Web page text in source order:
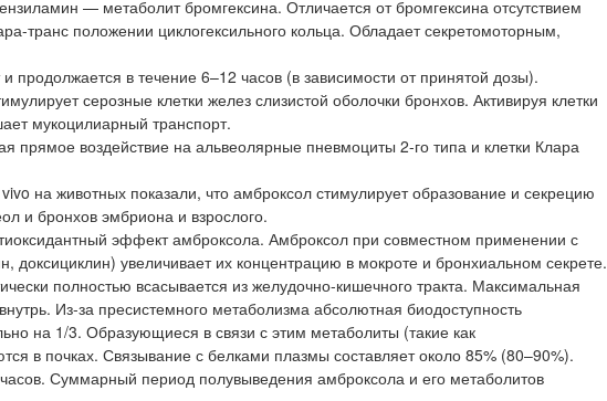
— метаболит бромгексина. Отличается от бромгексина отсутствием
транс положении циклогексильного кольца. Обладает секретомоторным,
продолжается в течение 6–12 часов (в зависимости от принятой дозы).
серозные клетки желез слизистой оболочки бронхов. Активируя клетки
мукоцилиарный транспорт.
прямое воздействие на альвеолярные пневмоциты 2-го типа и клетки Клара
на животных показали, что амброксол стимулирует образование и секрецию
и бронхов эмбриона и взрослого.
эффект амброксола. Амброксол при совместном применении с
увеличивает их концентрацию в мокроте и бронхиальном секрете.
полностью всасывается из желудочно-кишечного тракта. Максимальная
Из-за пресистемного метаболизма абсолютная биодоступность
на 1/3. Образующиеся в связи с этим метаболиты (такие как
в почках. Связывание с белками плазмы составляет около 85% (80–90%).
Суммарный период полувыведения амброксола и его метаболитов